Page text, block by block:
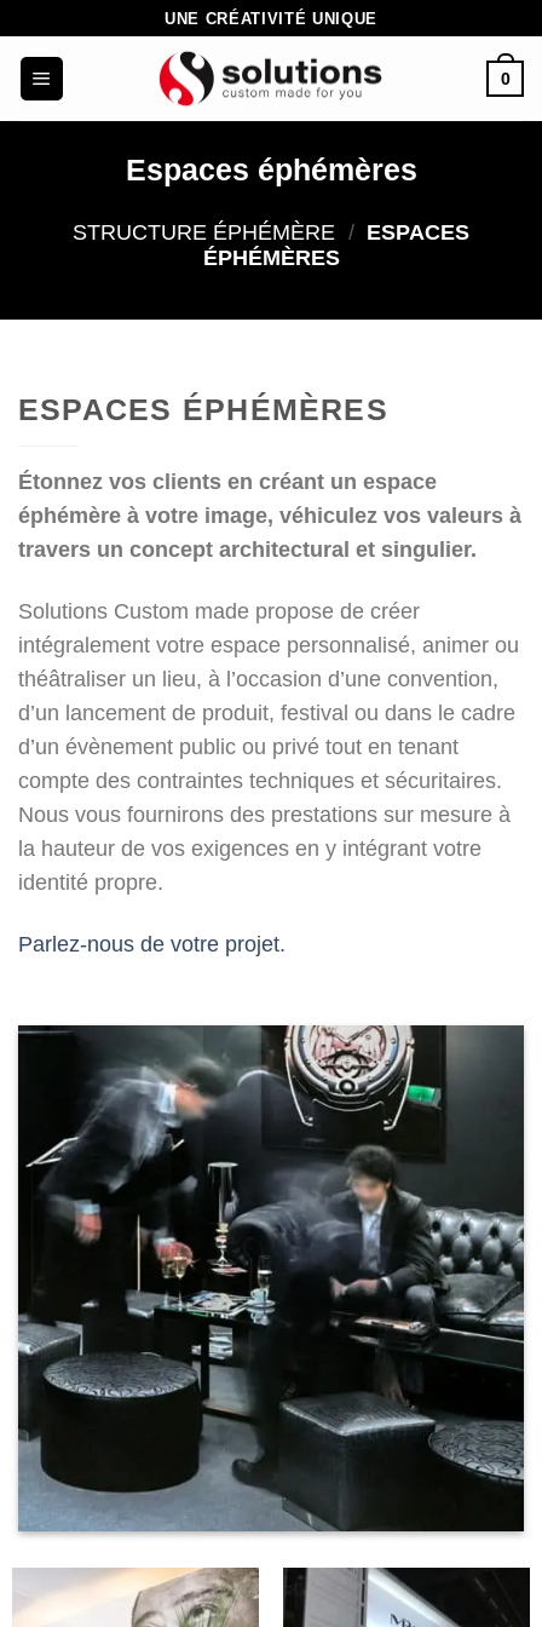
contenu
UNE CRÉATIVITÉ UNIQUE
0
Espaces éphémères
STRUCTURE ÉPHÉMÈRE / ESPACES
ÉPHÉMÈRES
ESPACES ÉPHÉMÈRES
Étonnez vos clients en créant un espace
éphémère à votre image, véhiculez vos valeurs à
travers un concept architectural et singulier.
Solutions Custom made propose de créer
intégralement votre espace personnalisé, animer ou
théâtraliser un lieu, à l’occasion d’une convention,
d’un lancement de produit, festival ou dans le cadre
d’un évènement public ou privé tout en tenant
compte des contraintes techniques et sécuritaires.
Nous vous fournirons des prestations sur mesure à
la hauteur de vos exigences en y intégrant votre
identité propre.
Parlez-nous de votre projet.